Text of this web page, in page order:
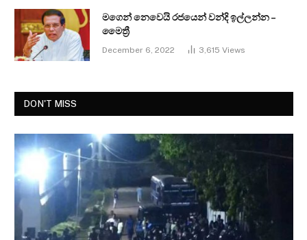
මගෙන් නෙවෙයි රජයෙන් වන්දි ඉල්ලන්න –
මෛත්‍රී
December 6, 2022 3,615 Views
DON'T MISS